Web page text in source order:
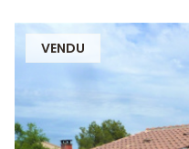
VENDU